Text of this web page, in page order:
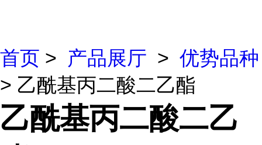
首页 > 产品展厅 > 优势品种
> 乙酰基丙二酸二乙酯
乙酰基丙二酸二乙